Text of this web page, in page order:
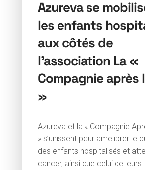
Azureva se
les enfants
aux côtés de
l’association La «
Compagnie après
»
Azureva et la « Compagnie
» s’unissent pour améliorer le
des enfants hospitalisés et
cancer, ainsi que celui de leurs